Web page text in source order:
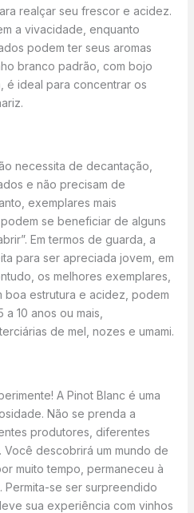
realçar seu frescor e acidez.
a vivacidade, enquanto
podem ter seus aromas
branco padrão, com bojo
é ideal para concentrar os
necessita de decantação,
e não precisam de
exemplares mais
se beneficiar de alguns
Em termos de guarda, a
para ser apreciada jovem, em
os melhores exemplares,
boa estrutura e acidez, podem
10 anos ou mais,
de mel, nozes e umami.
A Pinot Blanc é uma
Não se prenda a
produtores, diferentes
descobrirá um mundo de
muito tempo, permaneceu à
se ser surpreendido
sua experiência com vinhos